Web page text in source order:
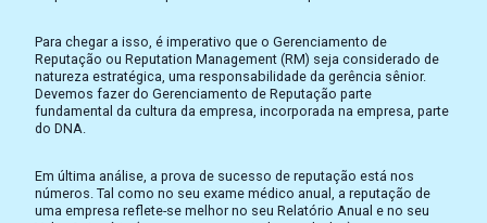
Para chegar a isso, é imperativo que o Gerenciamento de
Reputação ou Reputation Management (RM) seja considerado de
natureza estratégica, uma responsabilidade da gerência sênior.
Devemos fazer do Gerenciamento de Reputação parte
fundamental da cultura da empresa, incorporada na empresa, parte
do DNA.
Em última análise, a prova de sucesso de reputação está nos
números. Tal como no seu exame médico anual, a reputação de
uma empresa reflete-se melhor no seu Relatório Anual e no seu